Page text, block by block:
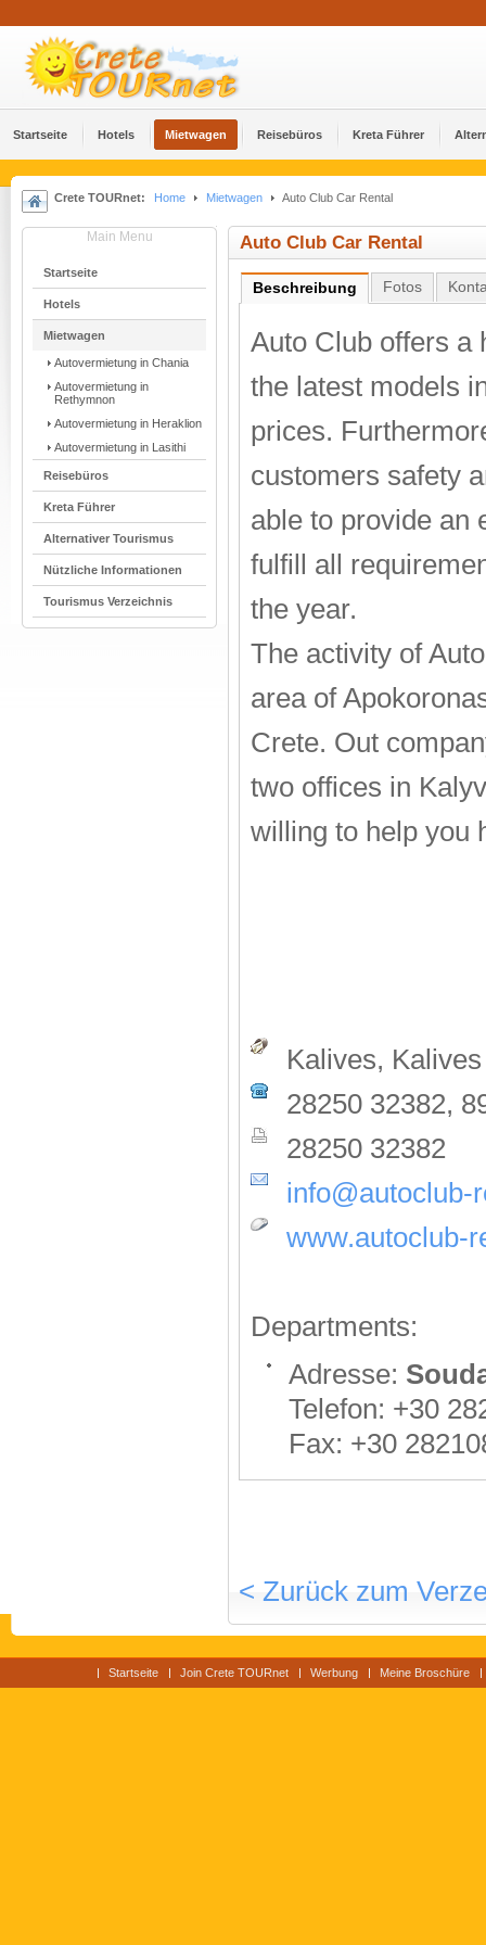
Startseite Hotels Mietwagen Reisebüros Kreta Führer
Crete TOURnet: Home Mietwagen Auto Club Car Rental
Main Menu
Startseite
Hotels
Mietwagen
Autovermietung in Chania
Autovermietung in
Rethymnon
Autovermietung in Heraklion
Autovermietung in Lasithi
Reisebüros
Kreta Führer
Alternativer Tourismus
Nützliche Informationen
Tourismus Verzeichnis
Auto Club Car Rental
Beschreibung Fotos
Auto Club offers a
the latest models
prices.
customers safety
able to provide an
fulfill all
the year.
The activity of
area of
Crete. Out
two offices in
willing to help you
Kalives, Kalives
28250 32382,
28250 32382
info@autoclub-
www.autoclub-
Departments:
Adresse:
Telefon: +30
Fax: +30
< Zurück zum
Startseite Join Crete TOURnet Werbung Meine Broschüre